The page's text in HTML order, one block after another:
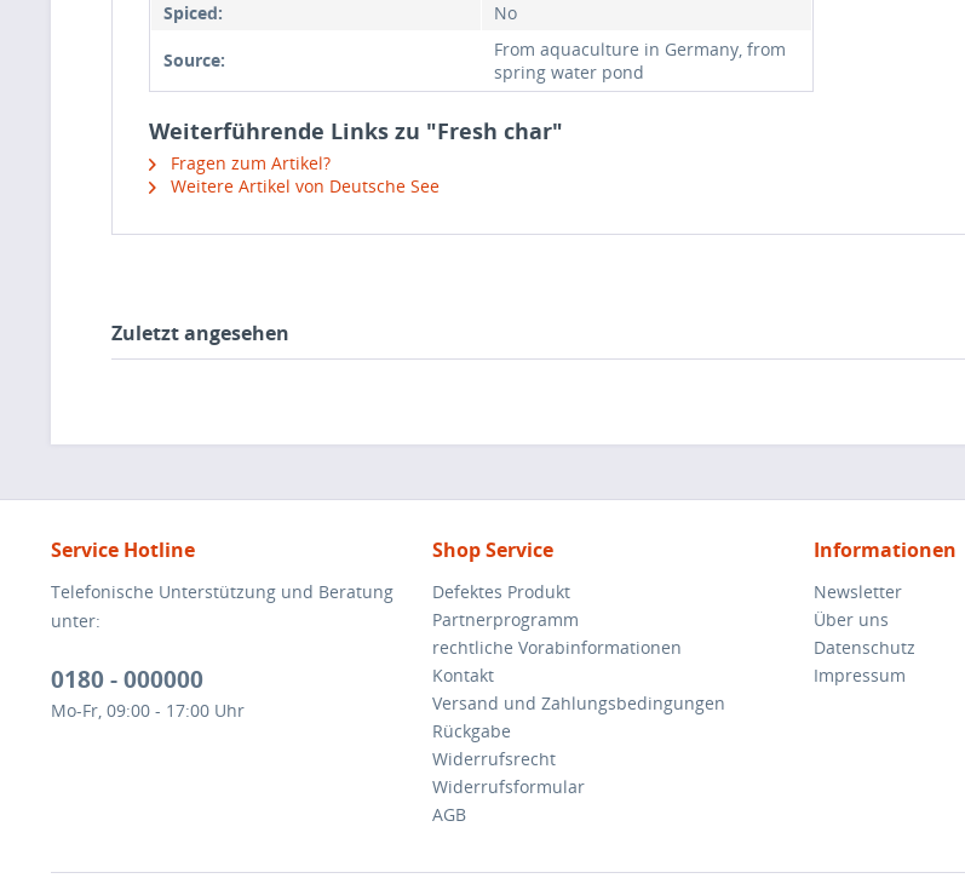
Spiced:
No
Source:
From aquaculture in Germany, from
spring water pond
Weiterführende Links zu "Fresh char"
Fragen zum Artikel?
Weitere Artikel von Deutsche See
Zuletzt angesehen
Service Hotline
Telefonische Unterstützung und Beratung
unter:
0180 - 000000
Mo-Fr, 09:00 - 17:00 Uhr
Shop Service
Defektes Produkt
Partnerprogramm
rechtliche Vorabinformationen
Kontakt
Versand und Zahlungsbedingungen
Rückgabe
Widerrufsrecht
Widerrufsformular
AGB
Informationen
Newsletter
Über uns
Datenschutz
Impressum